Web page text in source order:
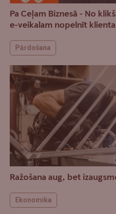
Pa Ceļam Biznesā - No
e-veikalam nopelnīt
Pārdošana
Ražošana aug, bet
Ekonomika